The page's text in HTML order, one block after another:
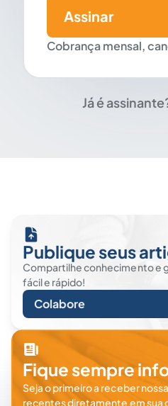
Cobrança mensal,
Assinar
Já é
Publique seus
Compartilhe conhecimento e
fácil e rápido!
Colabore
Fique sempre
Seja o primeiro a receber
recentes diretamente em sua